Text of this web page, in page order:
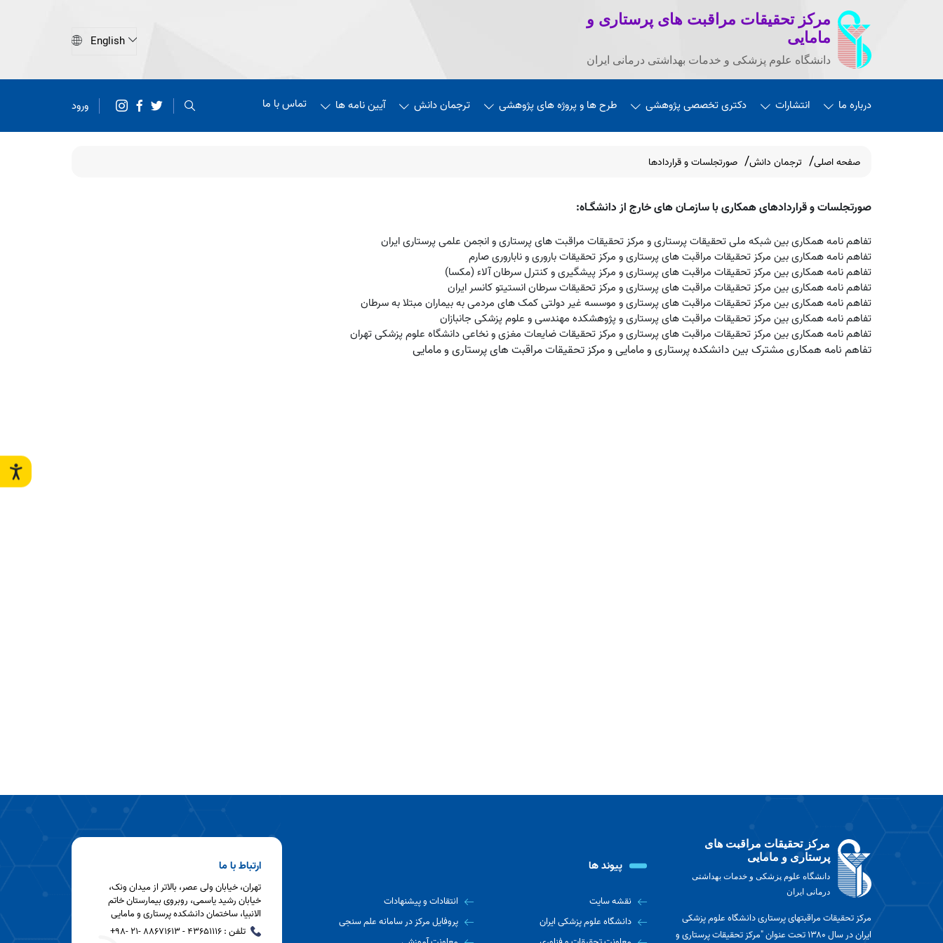
مرکز تحقیقات مراقبت های پرستاری و
مامایی
دانشگاه علوم پزشکی و خدمات بهداشتی درمانی ایران
درباره ما انتشارات دکتری تخصصی پژوهشی طرح ها و پروژه های پژوهشی ترجمان دانش آیین نامه ها تماس با ما ورود
صفحه اصلی ترجمان دانش صورتجلسات و قراردادها
صورتجلسات و قراردادهای همکاری با سازمـان های خارج از دانشگـاه:
تفاهم نامه همکاری بین شبکه ملی تحقیقات پرستاری و مرکز تحقیقات مراقبت های پرستاری و انجمن علمی پرستاری ایران
تفاهم نامه همکاری بین مرکز تحقیقات مراقبت های پرستاری و مرکز تحقیقات باروری و ناباروری صارم
تفاهم نامه همکاری بین مرکز تحقیقات مراقبت های پرستاری و مرکز پیشگیری و کنترل سرطان آلاء (مکسا)
تفاهم نامه همکاری بین مرکز تحقیقات مراقبت های پرستاری و مرکز تحقیقات سرطان انستیتو کانسر ایران
تفاهم نامه همکاری بین مرکز تحقیقات مراقبت های پرستاری و موسسه غیر دولتی کمک های مردمی به بیماران مبتلا به سرطان
تفاهم نامه همکاری بین مرکز تحقیقات مراقبت های پرستاری و پژوهشکده مهندسی و علوم پزشکی جانبازان
تفاهم نامه همکاری بین مرکز تحقیقات مراقبت های پرستاری و مرکز تحقیقات ضایعات مغزی و نخاعی دانشگاه علوم پزشکی تهران
تفاهم نامه همکاری مشترک بین دانشکده پرستاری و مامایی و مرکز تحقیقات مراقبت های پرستاری و مامایی
مرکز تحقیقات مراقبت های
پرستاری و مامایی
دانشگاه علوم پزشکی و خدمات بهداشتی
درمانی ایران
مرکز تحقیقات مراقبتهای پرستاری دانشگاه علوم پزشکی
ایران در سال ۱۳۸۰ تحت عنوان "مرکز تحقیقات پرستاری و
پیوند ها
نقشه سایت
انتقادات و پیشنهادات
دانشگاه علوم پزشکی ایران
پروفایل مرکز در سامانه علم سنجی
ارتباط با ما
تهران، خیابان ولی عصر، بالاتر از میدان ونک،
خیابان رشید یاسمی، روبروی بیمارستان خاتم
الانبیا، ساختمان دانشکده پرستاری و مامایی
تلفن : ۴۳۶۵۱۱۱۶ - ۸۸۶۷۱۶۱۳ -21 -۹۸+